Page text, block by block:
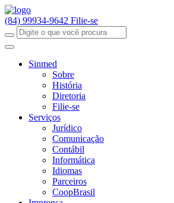
(84) 99934-9642 Filie-se
Sinmed
Sobre
História
Diretoria
Filie-se
Serviços
Jurídico
Comunicação
Contábil
Informática
Idiomas
Parceiros
CoopBrasil